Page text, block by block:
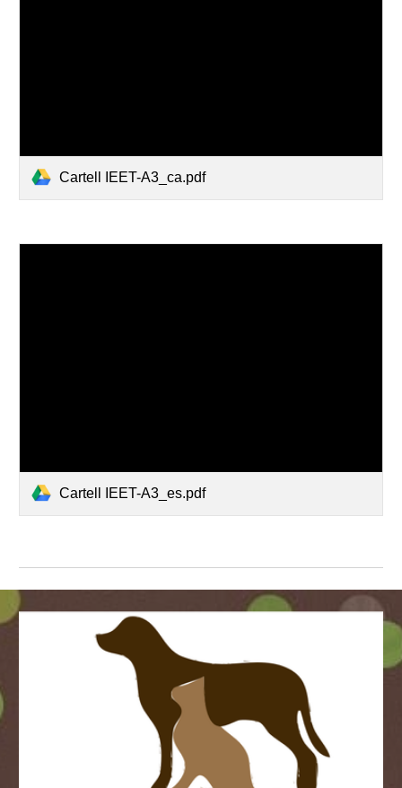
Cartell IEET-A3_ca.pdf
Cartell IEET-A3_es.pdf